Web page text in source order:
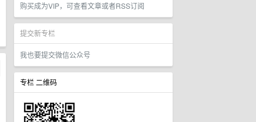
购买成为VIP，可查看文章或者RSS订阅
提交新专栏
我也要提交微信公众号
专栏 二维码